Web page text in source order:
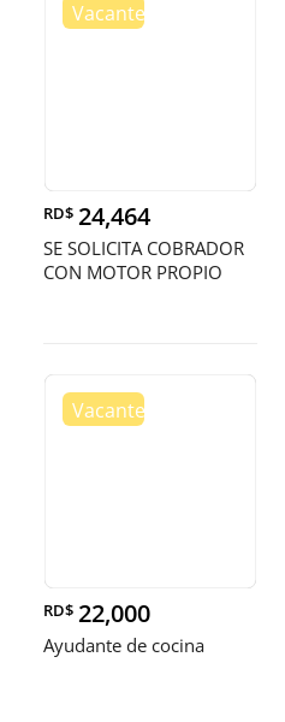
RD$ 24,464
SE SOLICITA COBRADOR
CON MOTOR PROPIO
RD$ 22,000
Ayudante de cocina